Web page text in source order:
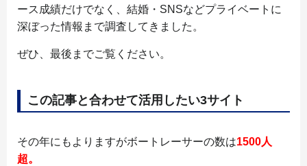
ース成績だけでなく、結婚・SNSなどプライベートに
深ぼった情報まで調査してきました。
ぜひ、最後までご覧ください。
この記事と合わせて活用したい3サイト
その年にもよりますがボートレーサーの数は1500人
超。